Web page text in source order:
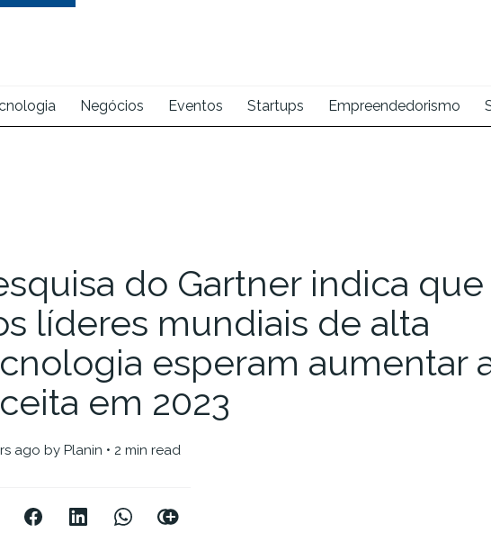
Negócios Eventos Startups Empreendedorismo
do Gartner indica que
líderes mundiais de alta
esperam aumentar
em 2023
ago by Planin • 2 min read